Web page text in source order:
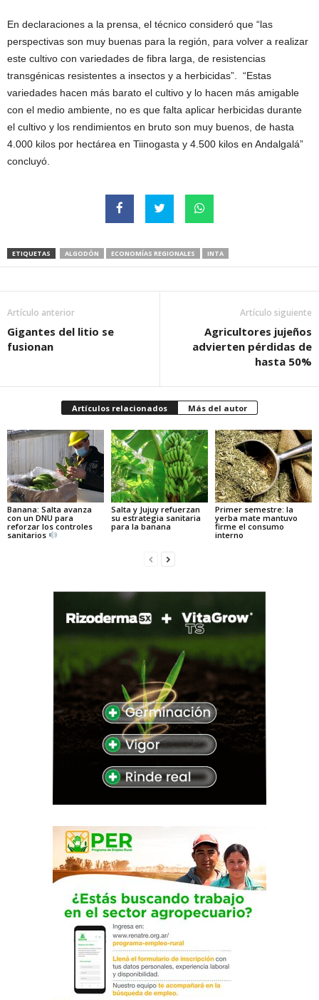
En declaraciones a la prensa, el técnico consideró que “las
perspectivas son muy buenas para la región, para volver a realizar
este cultivo con variedades de fibra larga, de resistencias
transgénicas resistentes a insectos y a herbicidas”. “Estas
variedades hacen más barato el cultivo y lo hacen más amigable
con el medio ambiente, no es que falta aplicar herbicidas durante
el cultivo y los rendimientos en bruto son muy buenos, de hasta
4.000 kilos por hectárea en Tiinogasta y 4.500 kilos en Andalgalá”
concluyó.
ETIQUETAS ALGODÓN ECONOMÍAS REGIONALES INTA
Artículo anterior
Gigantes del litio se
fusionan
Artículo siguiente
Agricultores jujeños
advierten pérdidas de
hasta 50%
Artículos relacionados Más del autor
Banana: Salta avanza
con un DNU para
reforzar los controles
sanitarios
Salta y Jujuy refuerzan
su estrategia sanitaria
para la banana
Primer semestre: la
yerba mate mantuvo
firme el consumo
interno